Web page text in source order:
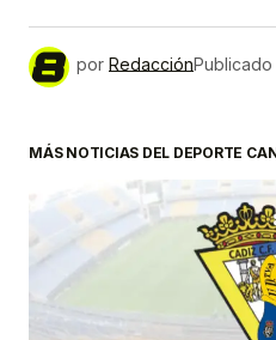
por RedacciónPublicado
MÁS NOTICIAS DEL DEPORTE